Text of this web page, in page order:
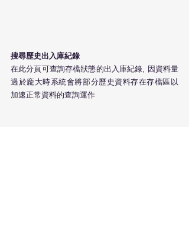
搜尋歷史出入庫紀錄
在此分頁可查詢存檔狀態的出入庫紀錄, 因資料量
過於龐大時系統會將部分歷史資料存在存檔區以
加速正常資料的查詢運作